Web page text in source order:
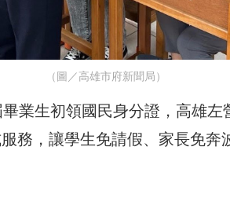
（圖／高雄市府新聞局）
業生初領國民身分證，高雄
務，讓學生免請假、家長免奔